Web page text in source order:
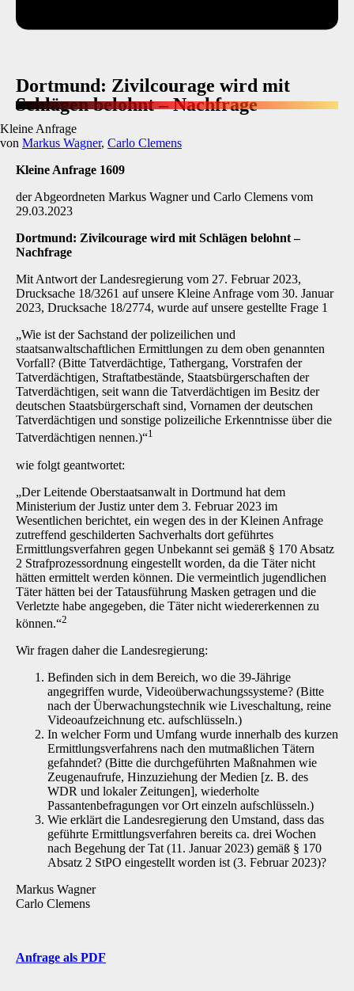
Dortmund: Zivilcourage wird mit
Schlägen belohnt – Nachfrage
Kleine Anfrage
von Markus Wagner, Carlo Clemens
Kleine Anfrage 1609
der Abgeordneten Markus Wagner und Carlo Clemens vom
29.03.2023
Dortmund: Zivilcourage wird mit Schlägen belohnt–
Nachfrage
Mit Antwort der Landesregierung vom 27. Februar 2023,
Drucksache 18/3261 auf unsere Kleine Anfrage vom 30. Januar
2023, Drucksache 18/2774, wurde auf unsere gestellte Frage 1
„Wie ist der Sachstand der polizeilichen und
staatsanwaltschaftlichen Ermittlungen zu dem oben genannten
Vorfall? (Bitte Tatverdächtige, Tathergang, Vorstrafen der
Tatverdächtigen, Straftatbestände, Staatsbürgerschaften der
Tatverdächtigen, seit wann die Tatverdächtigen im Besitz der
deutschen Staatsbürgerschaft sind, Vornamen der deutschen
Tatverdächtigen und sonstige polizeiliche Erkenntnisse über die
Tatverdächtigen nennen.)“1
wie folgt geantwortet:
„Der Leitende Oberstaatsanwalt in Dortmund hat dem
Ministerium der Justiz unter dem 3. Februar 2023 im
Wesentlichen berichtet, ein wegen des in der Kleinen Anfrage
zutreffend geschilderten Sachverhalts dort geführtes
Ermittlungsverfahren gegen Unbekannt sei gemäß § 170 Absatz
2 Strafprozessordnung eingestellt worden, da die Täter nicht
hätten ermittelt werden können. Die vermeintlich jugendlichen
Täter hätten bei der Tatausführung Masken getragen und die
Verletzte habe angegeben, die Täter nicht wiedererkennen zu
können.“2
Wir fragen daher die Landesregierung:
Befinden sich in dem Bereich, wo die 39-Jährige
angegriffen wurde, Videoüberwachungssysteme? (Bitte
nach der Überwachungstechnik wie Liveschaltung, reine
Videoaufzeichnung etc. aufschlüsseln.)
In welcher Form und Umfang wurde innerhalb des kurzen
Ermittlungsverfahrens nach den mutmaßlichen Tätern
gefahndet? (Bitte die durchgeführten Maßnahmen wie
Zeugenaufrufe, Hinzuziehung der Medien [z. B. des
WDR und lokaler Zeitungen], wiederholte
Passantenbefragungen vor Ort einzeln aufschlüsseln.)
Wie erklärt die Landesregierung den Umstand, dass das
geführte Ermittlungsverfahren bereits ca. drei Wochen
nach Begehung der Tat (11. Januar 2023) gemäß § 170
Absatz 2 StPO eingestellt worden ist (3. Februar 2023)?
Markus Wagner
Carlo Clemens
Anfrage als PDF